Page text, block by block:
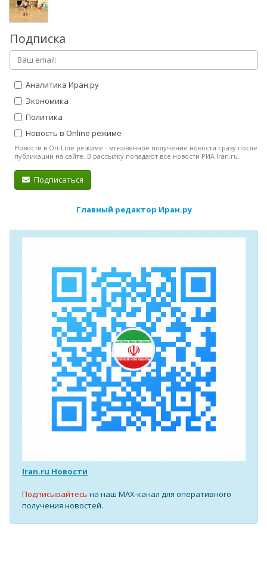
Подписка
Аналитика Иран.ру
Экономика
Политика
Новость в Online режиме
Новости в On-Line режиме - мгновенное получение новости сразу после
публикации на сайте. В рассылку попадают все новости РИА Iran.ru.
Подписаться
Главный редактор Иран.ру
Iran.ru Новости
Подписывайтесь на наш MAX-канал для оперативного
получения новостей.